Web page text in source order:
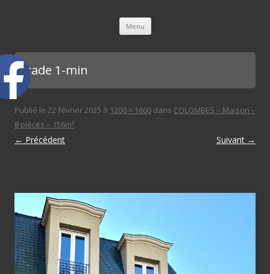
Menu Aller au contenu principal
facade 1-min
Publié le 22 février 2025 à 1200 × 1600 dans COLOMBES – Maison –
8 pièces – 156m².
← Précédent Suivant →